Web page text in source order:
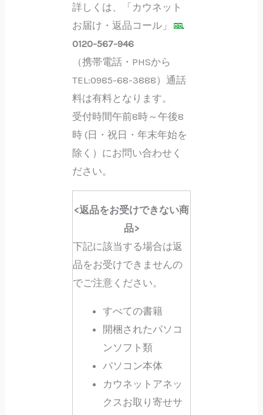
詳しくは、「カウネット
お届け・返品コール」
0120-567-946
（携帯電話・PHSから
TEL:0985-68-3888）通話
料は有料となります。
受付時間午前8時～午後8
時 (日・祝日・年末年始を
除く）にお問い合わせく
ださい。
<返品をお受けできない商
品>
下記に該当する場合は返
品をお受けできませんの
でご注意ください。
すべての書籍
開梱されたパソコ
ンソフト類
パソコン本体
カウネットアネッ
クスお取り寄せサ